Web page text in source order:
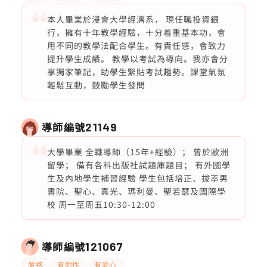
本人畢業於浸會大學經濟系， 現任職投資銀
行，擁有十年教學經驗，十分着重基本功，會
用不同的教學法配合學生。有責任感，會致力
提升學生成績。 教學以考試為導向。我亦會分
享獨家筆記，助學生緊貼考試趨勢。課堂氣氛
輕鬆互動，鼓勵學生發問
導師編號21149
大學畢業 全職導師（15年+經驗）； 曾於歐洲
留學； 備有各科出版社試題庫題目； 有外國學
生及內地學生補習經驗 學生包括培正、拔萃男
書院、聖心、真光、瑪利曼、聖若瑟及國際學
校 周一至周五10:30-12:00
導師編號121067
嚴格 有耐性 有愛心